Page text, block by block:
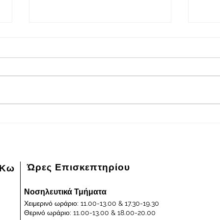
Πρόγραμμα εφημερευόντων
08/08/2026 και ημέρα Σάββατο
07/
Κω Ώρες Επισκεπτηρίου
Νοσηλευτικά Τμήματα
Χειμερινό ωράριο: 11.00-13.00 & 17.30-19.30
Θερινό ωράριο: 11.00-13.00 & 18.00-20.00